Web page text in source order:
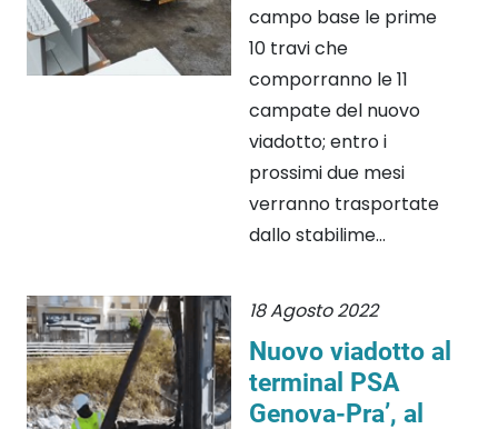
campo base le prime
10 travi che
comporranno le 11
campate del nuovo
viadotto; entro i
prossimi due mesi
verranno trasportate
dallo stabilime...
18 Agosto 2022
Nuovo viadotto al
terminal PSA
Genova-Pra’, al